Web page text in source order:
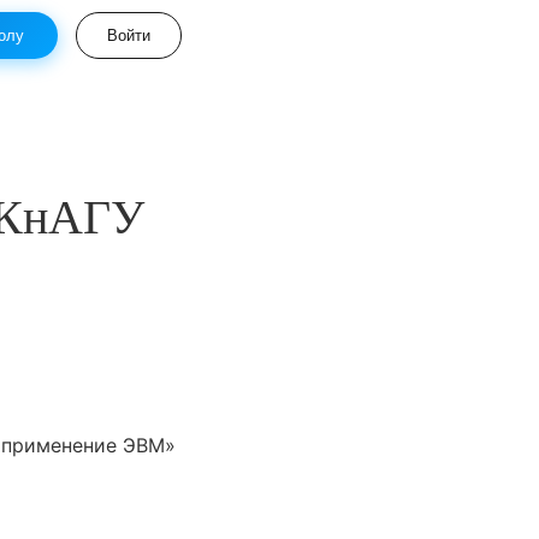
Войти
КнАГУ
ЭВМ»